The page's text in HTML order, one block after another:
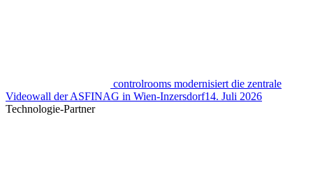
controlrooms modernisiert die zentrale
Videowall der ASFINAG in Wien-Inzersdorf14. Juli 2026
Technologie-Partner